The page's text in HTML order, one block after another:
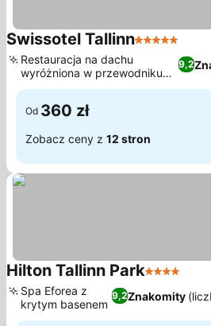
Swissotel Tallinn5 Kategoria
9,2
Restauracja na dachu
wyróżniona w przewodniku
Michelin
Od 360 zł
Zobacz ceny z 12 stron
Hilton Tallinn Park4 Kategoria
9,2Znakomity
Spa Eforea z
krytym basenem